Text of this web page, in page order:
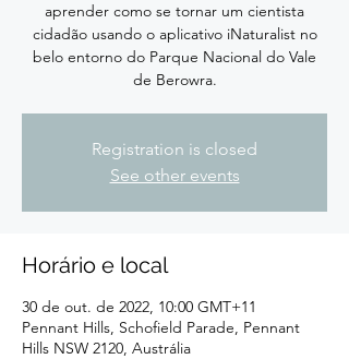
aprender como se tornar um cientista
cidadão usando o aplicativo iNaturalist no
belo entorno do Parque Nacional do Vale
de Berowra.
Registration is closed
See other events
Horário e local
30 de out. de 2022, 10:00 GMT+11
Pennant Hills, Schofield Parade, Pennant
Hills NSW 2120, Austrália